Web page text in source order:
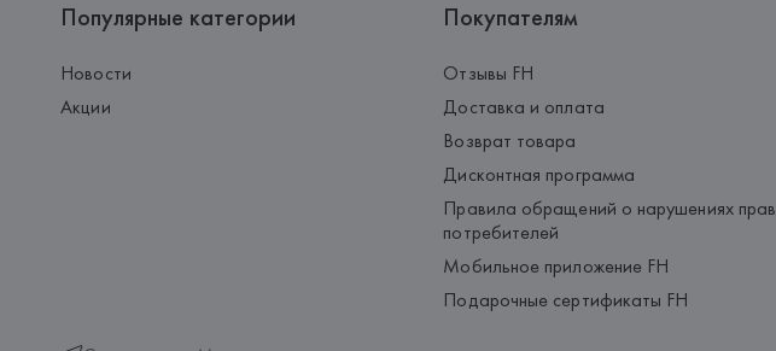
Популярные категории
Новости
Акции
Покупателям
Отзывы FH
Доставка и оплата
Возврат товара
Дисконтная программа
Правила обращений о нарушениях прав
потребителей
Мобильное приложение FH
Подарочные сертификаты FH